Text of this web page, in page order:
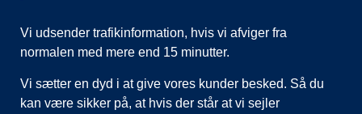
Vi udsender trafikinformation, hvis vi afviger fra
normalen med mere end 15 minutter.
Vi sætter en dyd i at give vores kunder besked. Så du
kan være sikker på, at hvis der står at vi sejler